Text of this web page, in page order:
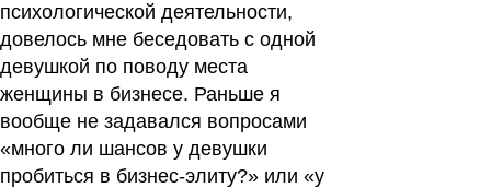
психологической деятельности,
довелось мне беседовать с одной
девушкой по поводу места
женщины в бизнесе. Раньше я
вообще не задавался вопросами
«много ли шансов у девушки
пробиться в бизнес-элиту?» или «у